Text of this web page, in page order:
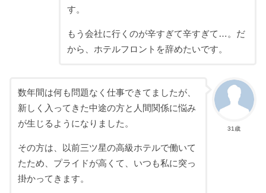
す。
もう会社に行くのが辛すぎて辛すぎて…。だ
から、ホテルフロントを辞めたいです。
31歳
数年間は何も問題なく仕事できてましたが、
新しく入ってきた中途の方と人間関係に悩み
が生じるようになりました。
その方は、以前三ツ星の高級ホテルで働いて
たため、プライドが高くて、いつも私に突っ
掛かってきます。